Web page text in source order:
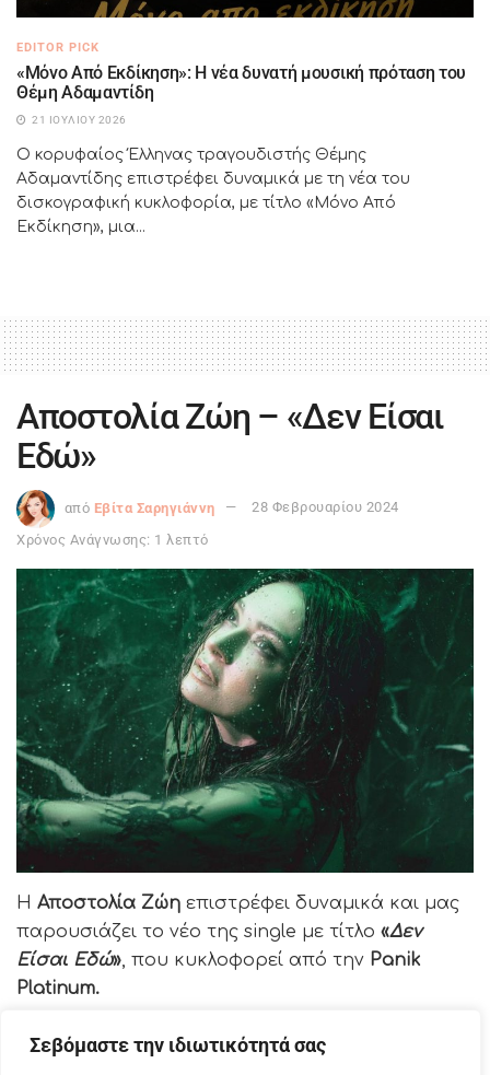
Σεβόμαστε την ιδιωτικότητά σας
EDITOR PICK
«Μόνο Από Εκδίκηση»: Η νέα δυνατή μουσική πρόταση του
Θέμη Αδαμαντίδη
21 ΙΟΥΛΊΟΥ 2026
Ο κορυφαίος Έλληνας τραγουδιστής Θέμης
Αδαμαντίδης επιστρέφει δυναμικά με τη νέα του
δισκογραφική κυκλοφορία, με τίτλο «Μόνο Από
Εκδίκηση», μια...
Αποστολία Ζώη – «Δεν Είσαι
Εδώ»
από Εβίτα Σαρηγιάννη
28 Φεβρουαρίου 2024
Χρόνος Ανάγνωσης: 1 λεπτό
Η Αποστολία Ζώη επιστρέφει δυναμικά και μας
παρουσιάζει το νέο της single με τίτλο «Δεν
Είσαι Εδώ», που κυκλοφορεί από την Panik
Platinum.
Το « Δεν Είσαι Εδώ » είναι μίανέα μουσική
πρόταση
από την Αποστολία Ζώη,